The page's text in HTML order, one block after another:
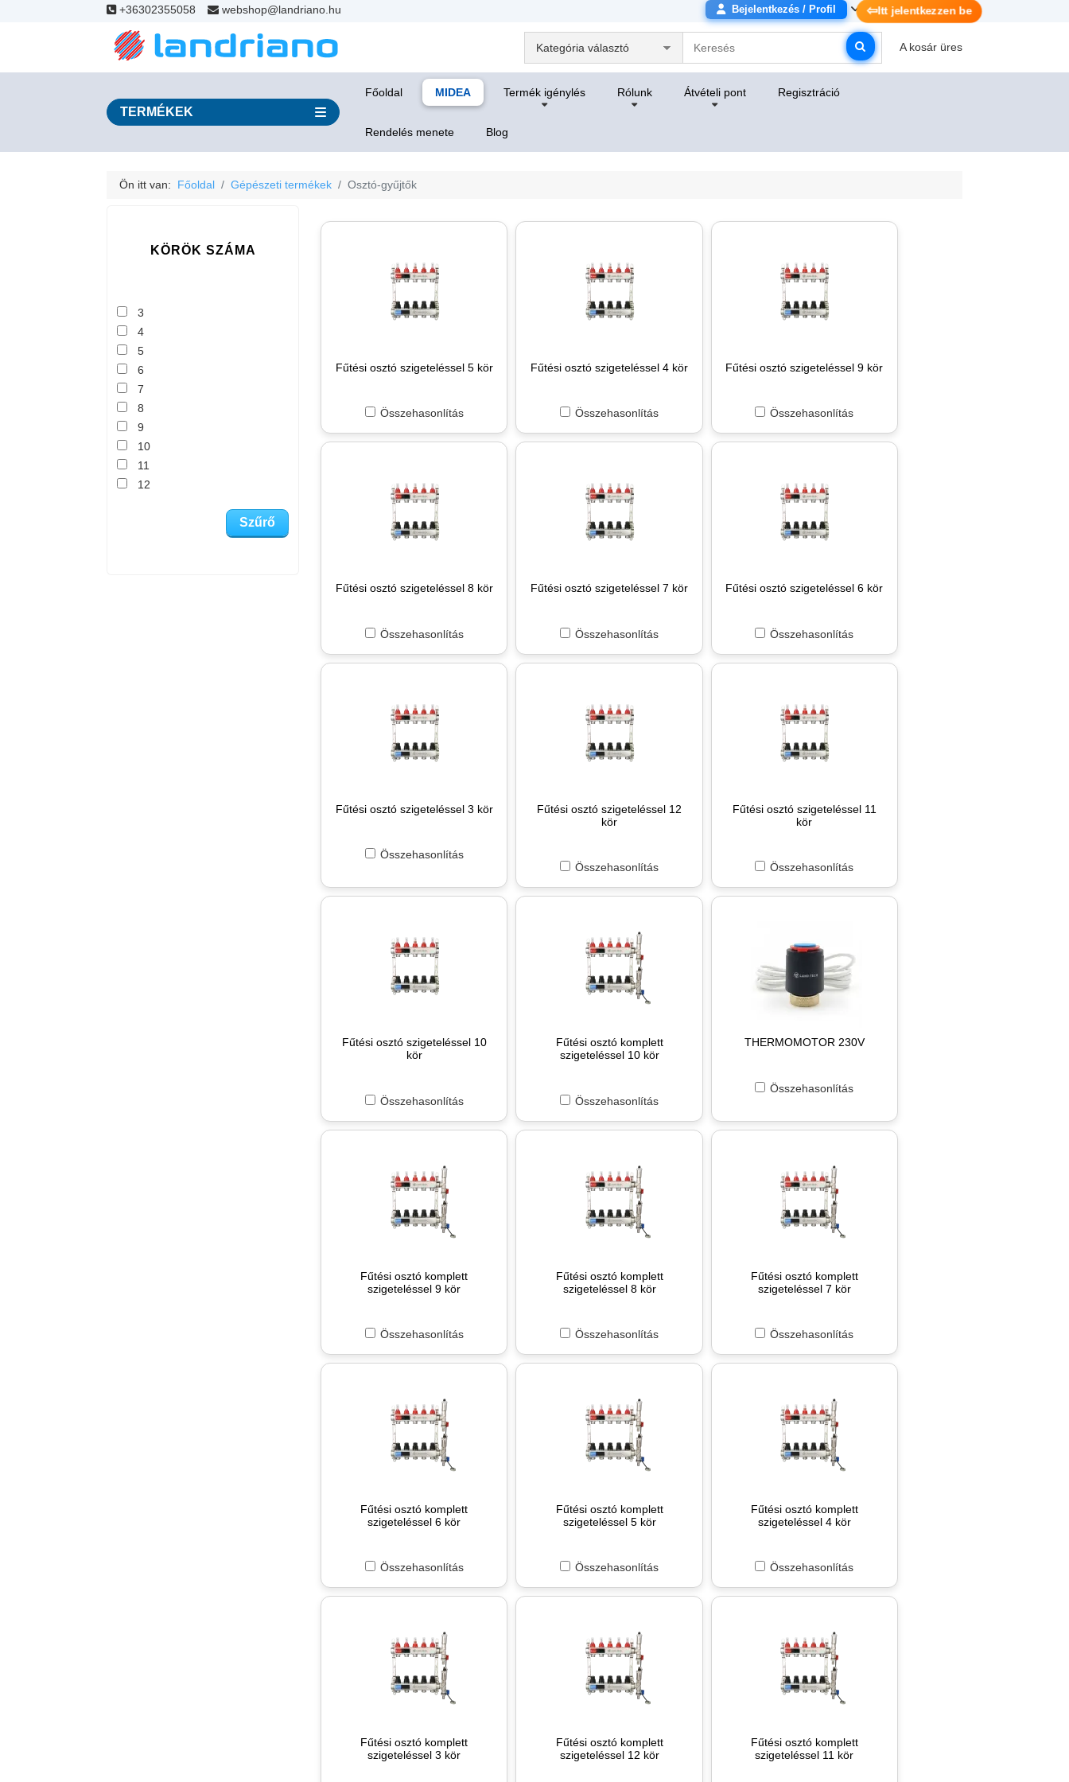
+36302355058 webshop@landriano.hu Bejelentkezés / Profil ⇦Itt jelentkezzen be
A kosár üres
TERMÉKEK
Főoldal MIDEA Termék igénylés Rólunk Átvételi pont Regisztráció
Rendelés menete Blog
Ön itt van: Főoldal Gépészeti termékek Osztó-gyűjtők
KÖRÖK SZÁMA
3
4
5
6
7
8
9
10
11
12
Fűtési osztó szigeteléssel 5 kör
Összehasonlítás
Fűtési osztó szigeteléssel 4 kör
Összehasonlítás
Fűtési osztó szigeteléssel 9 kör
Összehasonlítás
Fűtési osztó szigeteléssel 8 kör
Összehasonlítás
Fűtési osztó szigeteléssel 7 kör
Összehasonlítás
Fűtési osztó szigeteléssel 6 kör
Összehasonlítás
Fűtési osztó szigeteléssel 3 kör
Összehasonlítás
Fűtési osztó szigeteléssel 12
kör
Összehasonlítás
Fűtési osztó szigeteléssel 11
kör
Összehasonlítás
Fűtési osztó szigeteléssel 10
kör
Összehasonlítás
Fűtési osztó komplett
szigeteléssel 10 kör
Összehasonlítás
THERMOMOTOR 230V
Összehasonlítás
Fűtési osztó komplett
szigeteléssel 9 kör
Összehasonlítás
Fűtési osztó komplett
szigeteléssel 8 kör
Összehasonlítás
Fűtési osztó komplett
szigeteléssel 7 kör
Összehasonlítás
Fűtési osztó komplett
szigeteléssel 6 kör
Összehasonlítás
Fűtési osztó komplett
szigeteléssel 5 kör
Összehasonlítás
Fűtési osztó komplett
szigeteléssel 4 kör
Összehasonlítás
Fűtési osztó komplett
szigeteléssel 3 kör
Fűtési osztó komplett
szigeteléssel 12 kör
Fűtési osztó komplett
szigeteléssel 11 kör